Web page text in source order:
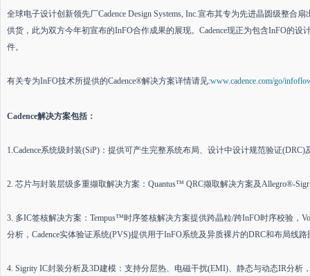
全球电子设计创新领先厂Cadence Design Systems, Inc.宣布其专为先进晶圆级整
供货，此为双方今年初宣布的InFO合作成果的展现。Cadence现正为包含InFO的
件。
有关专为InFO技术所提供的Cadence®解决方案详情请见:www.cadence.com/go/
Cadence解决方案包括：
1.Cadence系统级封装(SiP)：提供可产生完整系统布局、设计中设计规范验证
2. 芯片与封装层级多重撷取解决方案：Quantus™ QRC撷取解决方案及Allegro®-
3. 多IC签核解决方案：Tempus™时序签核解决方案提供跨晶粒/跨InFO时序校验，
分析，Cadence实体验证系统(PVS)提供用于InFO系统及异质裸片的DRC和布局线
4. Sigrity IC封装分析及3D建模：支持分层热、电磁干扰(EMI)、静态与动态IR分析